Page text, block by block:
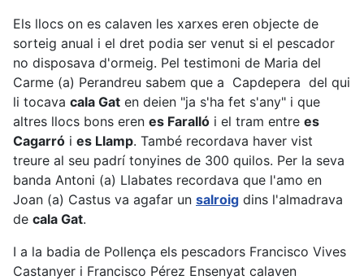
Els llocs on es calaven les xarxes eren objecte de
sorteig anual i el dret podia ser venut si el pescador
no disposava d'ormeig. Pel testimoni de Maria del
Carme (a) Perandreu sabem que a Capdepera del qui
li tocava cala Gat en deien "ja s'ha fet s'any" i que
altres llocs bons eren es Faralló i el tram entre es
Cagarró i es Llamp. També recordava haver vist
treure al seu padrí tonyines de 300 quilos. Per la seva
banda Antoni (a) Llabates recordava que l'amo en
Joan (a) Castus va agafar un salroig dins l'almadrava
de cala Gat.
I a la badia de Pollença els pescadors Francisco Vives
Castanyer i Francisco Pérez Ensenyat calaven